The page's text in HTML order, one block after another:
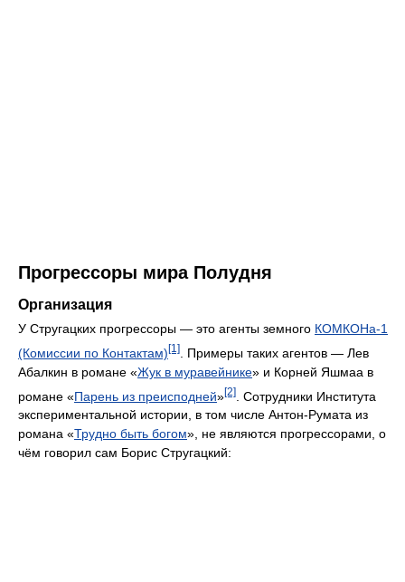
Прогрессоры мира Полудня
Организация
У Стругацких прогрессоры — это агенты земного КОМКОНа-1
(Комиссии по Контактам)[1]
. Примеры таких агентов — Лев
Абалкин в романе «Жук в муравейнике» и Корней Яшмаа в
романе «Парень из преисподней»[2]
. Сотрудники Института
экспериментальной истории, в том числе Антон-Румата из
романа «Трудно быть богом», не являются прогрессорами, о
чём говорил сам Борис Стругацкий: